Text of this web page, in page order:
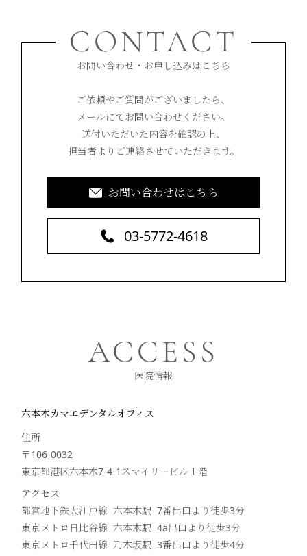
CONTACT
お問い合わせ・お申し込みはこちら
ご依頼やご質問がございましたら、
メールにてお問い合わせください。
送付いただいた内容を確認の上、
担当者よりご連絡させていただきます。
お問い合わせはこちら
03-5772-4618
ACCESS
医院情報
六本木カマエデンタルオフィス
住所
〒106-0032
東京都港区六本木7-4-1スマイリービル１階
アクセス
都営地下鉄大江戸線 六本木駅 7番出口より徒歩3分
東京メトロ日比谷線 六本木駅 4a出口より徒歩3分
東京メトロ千代田線 乃木坂駅 3番出口より徒歩4分